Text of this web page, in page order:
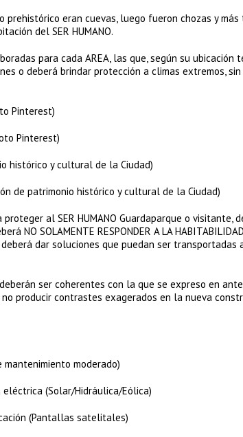
prehistórico eran cuevas, luego fueron chozas y
del SER HUMANO.
para cada AREA, las que, según su ubicación
o deberá brindar protección a climas extremos,
Pinterest)
Pinterest)
histórico y cultural de la Ciudad)
de patrimonio histórico y cultural de la Ciudad)
al SER HUMANO Guardaparque o visitante,
NO SOLAMENTE RESPONDER A LA
deberá dar soluciones que puedan ser
ser coherentes con la que se expreso en
producir contrastes exagerados en la nueva
moderado)
(Solar/Hidráulica/Eólica)
(Pantallas satelitales)